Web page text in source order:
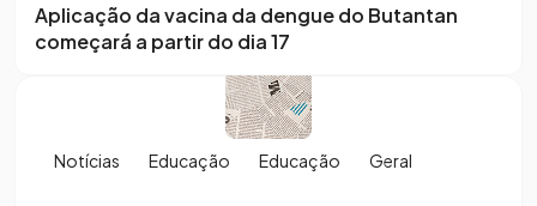
Aplicação da vacina da dengue do Butantan
começará a partir do dia 17
Notícias Educação Educação Geral